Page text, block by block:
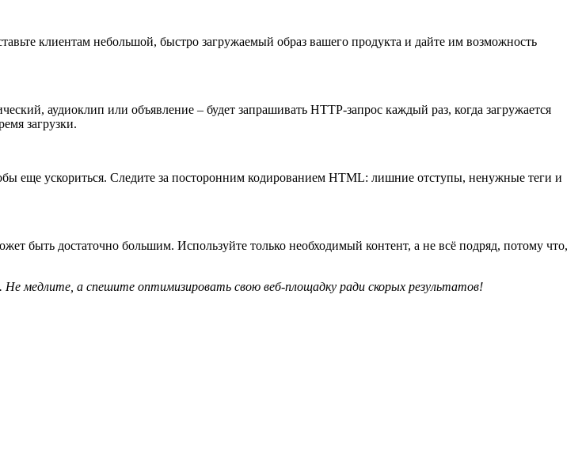
клиентам небольшой, быстро загружаемый образ вашего продукта и дайте им возможность
аудиоклип или объявление – будет запрашивать HTTP-запрос каждый раз, когда загружается
загрузки.
еще ускориться. Следите за посторонним кодированием HTML: лишние отступы, ненужные теги и
быть достаточно большим. Используйте только необходимый контент, а не всё подряд, потому что,
медлите, а спешите оптимизировать свою веб-площадку ради скорых результатов!